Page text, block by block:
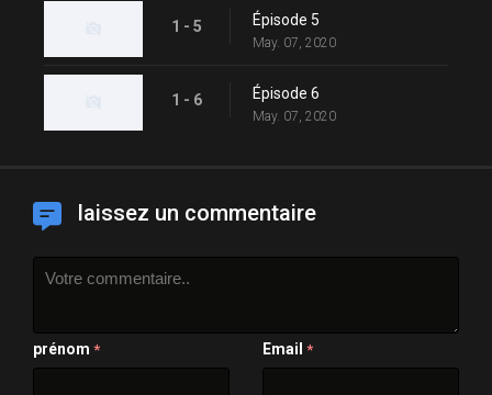
1 - 5 Épisode 5
May. 07, 2020
1 - 6 Épisode 6
May. 07, 2020
laissez un commentaire
prénom * Email *